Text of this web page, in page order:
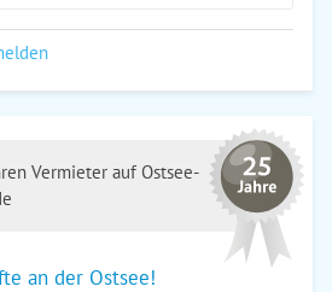
Vermieter auf Ostsee-
an der Ostsee!